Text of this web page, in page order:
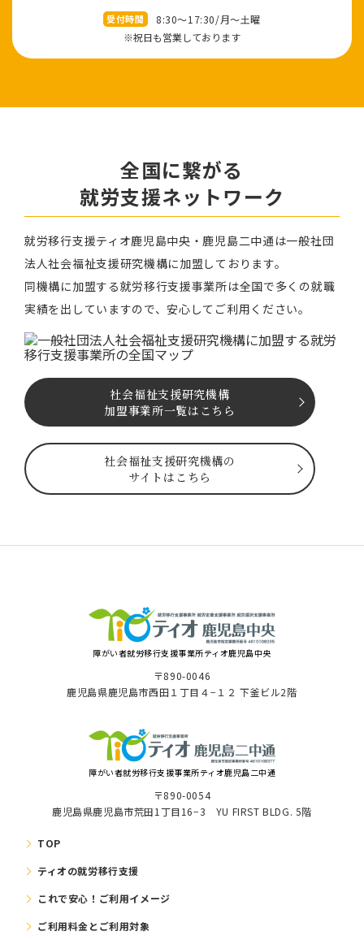
受付時間
8:30～17:30/⽉〜⼟曜
※祝⽇も営業しております
全国に繋がる
就労⽀援ネットワーク
就労移⾏⽀援ティオ⿅児島中央・鹿児島二中通は⼀般社団
法⼈社会福祉⽀援研究機構に加盟しております。
同機構に加盟する就労移⾏⽀援事業所は全国で多くの就職
実績を出していますので、安⼼してご利⽤ください。
社会福祉⽀援研究機構
加盟事業所一覧はこちら
社会福祉⽀援研究機構の
サイトはこちら
障がい者就労移⾏⽀援事業所ティオ⿅児島中央
〒890-0046
⿅児島県⿅児島市⻄⽥１丁⽬４−１２ 下釜ビル2階
障がい者就労移⾏⽀援事業所ティオ鹿児島二中通
〒890-0054
鹿児島県鹿児島市荒田1丁目16−3 YU FIRST BLDG. 5階
TOP
ティオの就労移⾏⽀援
これで安⼼！ご利⽤イメージ
ご利⽤料⾦とご利⽤対象